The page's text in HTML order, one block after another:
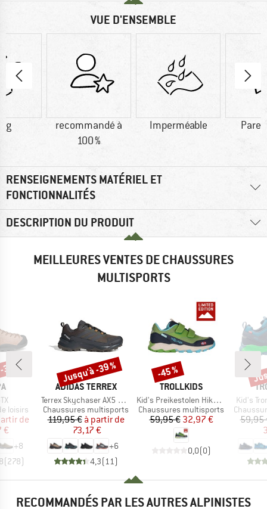
VUE D'ENSEMBLE
g
recommandé à
100 %
Imperméable
RENSEIGNEMENTS MATÉRIEL ET
FONCTIONNALITÉS
DESCRIPTION DU PRODUIT
MEILLEURES VENTES DE CHAUSSURES
MULTISPORTS
loisirs
réduit
de
€
+8
(278)
%
MARQUE
ADIDAS TERREX
Article
Terrex Skychaser AX5 GORE-TEX
Product group
Chaussures multisports
Prix
119,95 € Prix réduit
à partir de
73,17 €
+6
4,3(11 )
Remise
Jusqu'à -39 %
MARQUE
TROLLKIDS
Article
Kid's Preikestolen Hiker Exclusive
Product group
Chaussures multisports
Prix
59,95 €Prix réduit
32,97 €
0,0(0)
Remise
-45 %
Article
Kid's
Product
59,95
RECOMMANDÉS PAR LES AUTRES ALPINISTES